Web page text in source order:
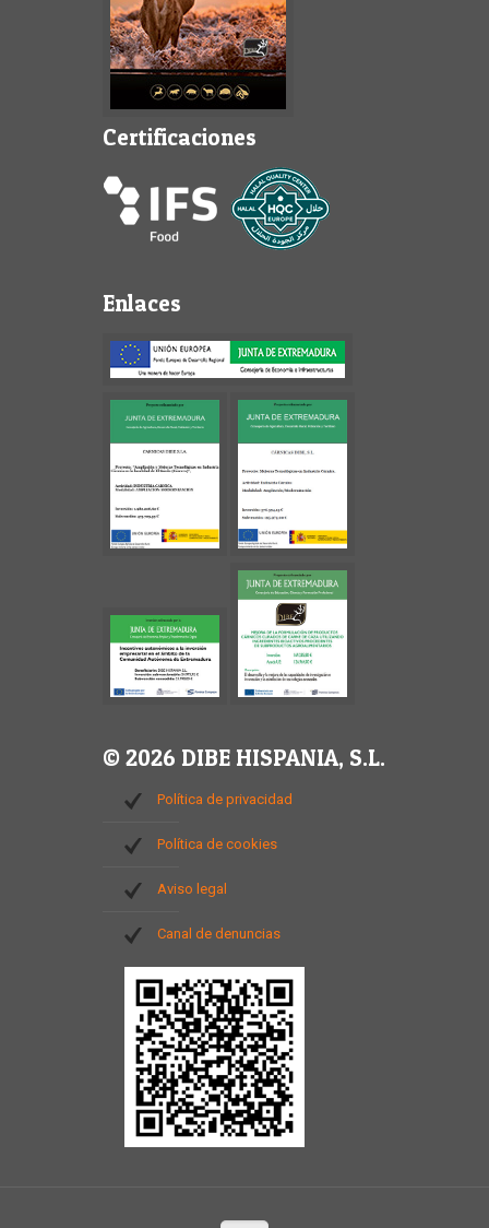
Certificaciones
Enlaces
© 2026 DIBE HISPANIA, S.L.
Política de privacidad
Política de cookies
Aviso legal
Canal de denuncias